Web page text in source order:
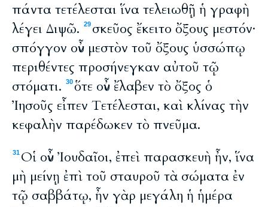
πάντα τετέλεσται ἵνα τελειωθῇ ἡ γραφὴ
λέγει Διψῶ.
29 σκεῦος ἔκειτο ὄξους μεστόν·
σπόγγον οὖν μεστὸν τοῦ ὄξους ὑσσώπῳ
περιθέντες προσήνεγκαν αὐτοῦ τῷ
στόματι.
30ὅτε οὖν ἔλαβεν τὸ ὄξος ὁ
Ἰησοῦς εἶπεν Τετέλεσται, καὶ κλίνας τὴν
κεφαλὴν παρέδωκεν τὸ πνεῦμα.
31 Οἱ οὖν Ἰουδαῖοι, ἐπεὶ παρασκευὴ ἦν, ἵνα
μὴ μείνῃ ἐπὶ τοῦ σταυροῦ τὰ σώματα ἐν
τῷ σαββάτῳ, ἦν γὰρ μεγάλη ἡ ἡμέρα